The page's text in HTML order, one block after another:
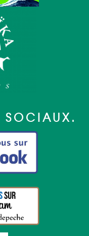
SOCIAUX.